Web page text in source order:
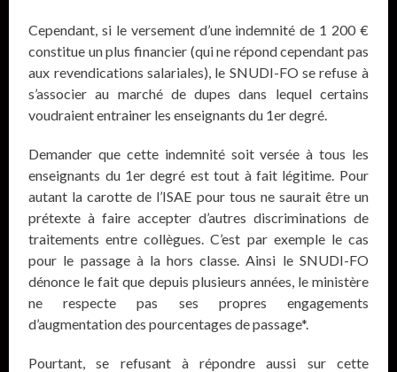
Cependant, si le versement d’une indemnité de 1 200 €
constitue un plus financier (qui ne répond cependant pas
aux revendications salariales), le SNUDI-FO se refuse à
s’associer au marché de dupes dans lequel certains
voudraient entrainer les enseignants du 1er degré.
Demander que cette indemnité soit versée à tous les
enseignants du 1er degré est tout à fait légitime. Pour
autant la carotte de l’ISAE pour tous ne saurait être un
prétexte à faire accepter d’autres discriminations de
traitements entre collègues. C’est par exemple le cas
pour le passage à la hors classe. Ainsi le SNUDI-FO
dénonce le fait que depuis plusieurs années, le ministère
ne respecte pas ses propres engagements
d’augmentation des pourcentages de passage*.
Pourtant, se refusant à répondre aussi sur cette